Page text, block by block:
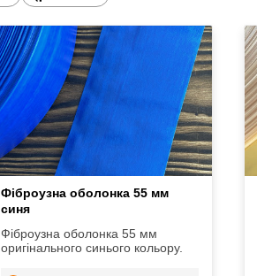
Фіброузна оболонка 55 мм
синя
Фіброузна оболонка 55 мм
оригінального синього кольору.